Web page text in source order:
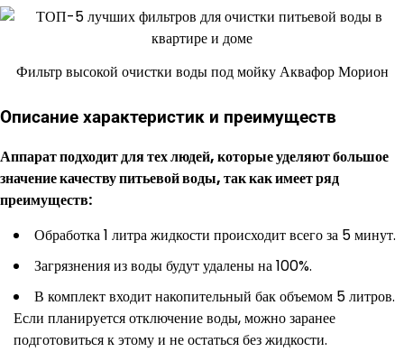
Фильтр высокой очистки воды под мойку Аквафор Морион
Описание характеристик и преимуществ
Аппарат подходит для тех людей, которые уделяют большое
значение качеству питьевой воды, так как имеет ряд
преимуществ:
Обработка 1 литра жидкости происходит всего за 5 минут.
Загрязнения из воды будут удалены на 100%.
В комплект входит накопительный бак объемом 5 литров.
Если планируется отключение воды, можно заранее
подготовиться к этому и не остаться без жидкости.